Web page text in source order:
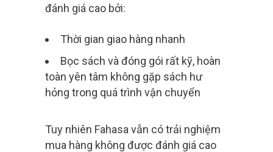
đánh giá cao bởi:
Thời gian giao hàng nhanh
Bọc sách và đóng gói rất kỹ, hoàn
toàn yên tâm không gặp sách hư
hỏng trong quá trình vận chuyển
Tuy nhiên Fahasa vẫn có trải nghiệm
mua hàng không được đánh giá cao